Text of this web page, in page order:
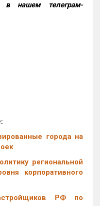
в нашем телеграм-
города на
региональной
корпоративного
РФ по